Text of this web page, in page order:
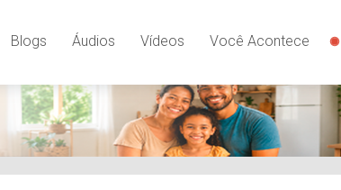
Blogs Áudios Vídeos Você Acontece